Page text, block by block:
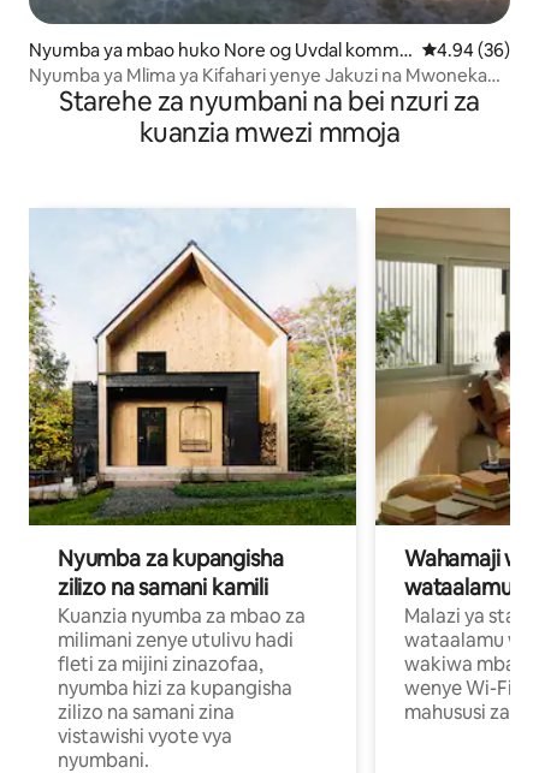
Nyumba ya mbao huko Nore og Uvdal kommu
ne
Ukadiriaji wa
4.94 (36)
Nyumba ya Mlima ya Kifahari yenye Jakuzi na Mwonekano
wa Mandhari
Starehe za nyumbani na bei nzuri za
kuanzia mwezi mmoja
Nyumba za kupangisha
zilizo na samani kamili
Kuanzia nyumba za mbao za
milimani zenye utulivu hadi
fleti za mijini zinazofaa,
nyumba hizi za kupangisha
zilizo na samani zina
vistawishi vyote vya
nyumbani.
Wahamaji
wataalamu
Malazi ya
wataalamu
wakiwa mbali
wenye Wi-Fi
mahususi za